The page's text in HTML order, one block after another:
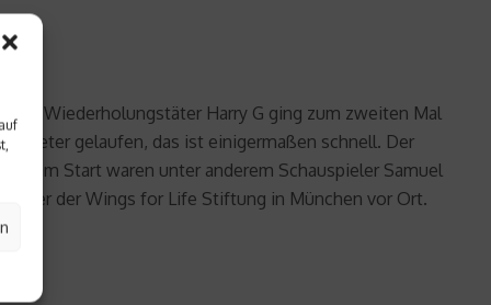
Wiederholungstäter Harry G ging zum zweiten Mal
gelaufen, das ist einigermaßen schnell. Der
am Start waren unter anderem Schauspieler Samuel
der Wings for Life Stiftung in München vor Ort.